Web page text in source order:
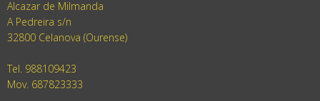
Alcazar de Milmanda
A Pedreira s/n
32800 Celanova (Ourense)
Tel. 988109423
Mov. 687823333